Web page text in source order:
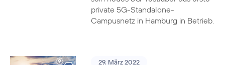
private 5G-Standalone-
Campusnetz in Hamburg in Betrieb.
29. März 2022